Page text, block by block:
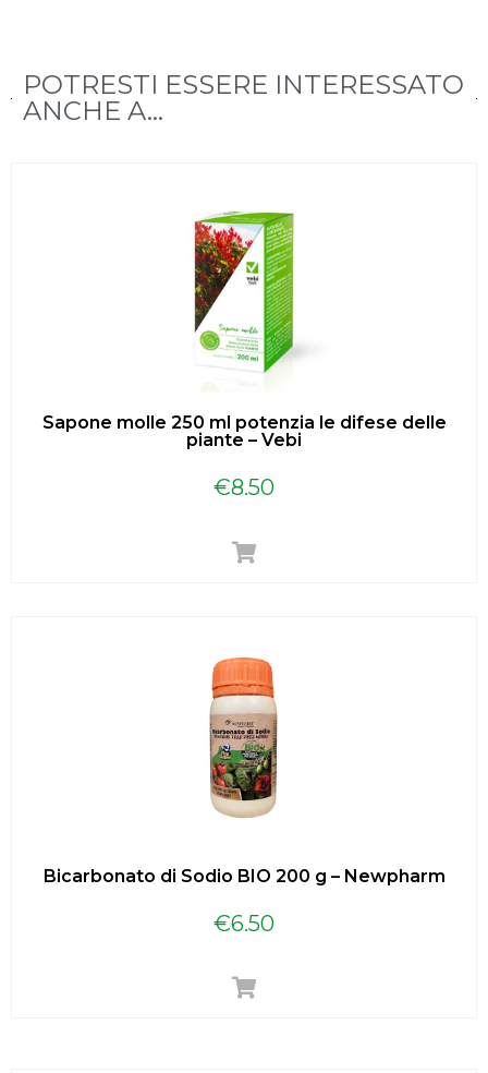
POTRESTI ESSERE INTERESSATO
ANCHE A...
Sapone molle 250 ml potenzia le difese delle
piante – Vebi
€8.50
Bicarbonato di Sodio BIO 200 g – Newpharm
€6.50